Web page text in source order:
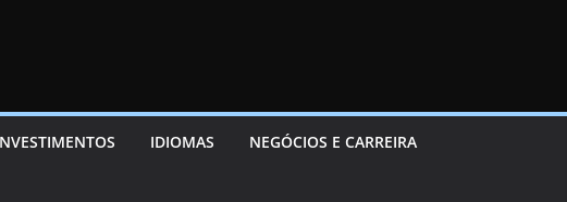
IDIOMAS NEGÓCIOS E CARREIRA